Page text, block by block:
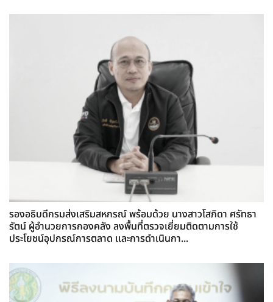
รองอธิบดีกรมส่งเสริมสหกรณ์ พร้อมด้วย นางสาวโสภิดา ศรัทธา
รัตน์ ผู้อำนวยการกองคลัง ลงพื้นที่ตรวจเยี่ยมติดตามการใช้
ประโยชน์อุปกรณ์การตลาด เเละการดำเนินกา...